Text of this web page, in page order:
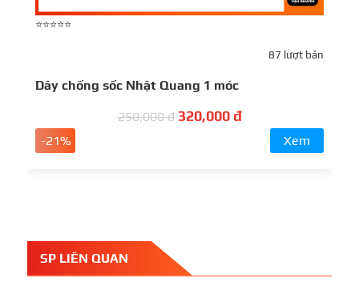
⭐⭐⭐⭐⭐
87 lượt bán
Dây chống sốc Nhật Quang 1 móc
250,000 đ 320,000 đ
-21% Xem
SP LIÊN QUAN